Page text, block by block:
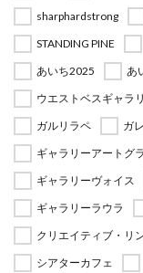
sharphardstrong
STANDING PINE
あいち2025
あ
ウエストベスギャラ
ガルリラペ
ガ
ギャラリーアートグ
ギャラリーヴォイス
ギャラリーラウラ
クリエイティブ・リ
シアターカフェ